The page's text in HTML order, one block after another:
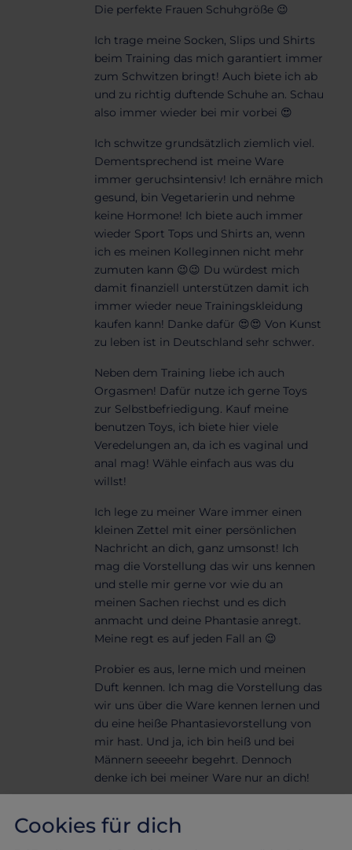
Die perfekte Frauen Schuhgröße 😉
Ich trage meine Socken, Slips und Shirts
beim Training das mich garantiert immer
zum Schwitzen bringt! Auch biete ich ab
und zu richtig duftende Schuhe an. Schau
also immer wieder bei mir vorbei 😍
Ich schwitze grundsätzlich ziemlich viel.
Dementsprechend ist meine Ware
immer geruchsintensiv! Ich ernähre mich
gesund, bin Vegetarierin und nehme
keine Hormone! Ich biete auch immer
wieder Sport Tops und Shirts an, wenn
ich es meinen Kolleginnen nicht mehr
zumuten kann 😉😉 Du würdest mich
damit finanziell unterstützen damit ich
immer wieder neue Trainingskleidung
kaufen kann! Danke dafür 😍😍 Von Kunst
zu leben ist in Deutschland sehr schwer.
Neben dem Training liebe ich auch
Orgasmen! Dafür nutze ich gerne Toys
zur Selbstbefriedigung. Kauf meine
benutzen Toys, ich biete hier viele
Veredelungen an, da ich es vaginal und
anal mag! Wähle einfach aus was du
willst!
Ich lege zu meiner Ware immer einen
kleinen Zettel mit einer persönlichen
Nachricht an dich, ganz umsonst! Ich
mag die Vorstellung das wir uns kennen
und stelle mir gerne vor wie du an
meinen Sachen riechst und es dich
anmacht und deine Phantasie anregt.
Meine regt es auf jeden Fall an 😉
Probier es aus, lerne mich und meinen
Duft kennen. Ich mag die Vorstellung das
wir uns über die Ware kennen lernen und
du eine heiße Phantasievorstellung von
mir hast. Und ja, ich bin heiß und bei
Männern seeeehr begehrt. Dennoch
denke ich bei meiner Ware nur an dich!
Cookies für dich